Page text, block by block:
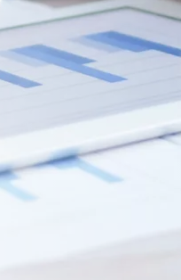
precio de la luz. Es
tanto a empresas como
encontrar